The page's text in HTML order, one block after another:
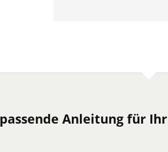
passende Anleitung für